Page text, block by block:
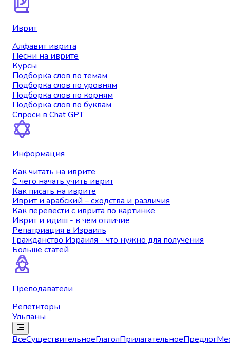
Иврит
Алфавит иврита
Песни на иврите
Курсы
Подборка слов по темам
Подборка слов по уровням
Подборка слов по корням
Подборка слов по буквам
Спроси в Chat GPT
Информация
Как читать на иврите
С чего начать учить иврит
Как писать на иврите
Иврит и арабский – сходства и различия
Как перевести с иврита по картинке
Иврит и идиш - в чем отличие
Репатриация в Израиль
Гражданство Израиля - что нужно для получения
Больше статей
Преподаватели
Репетиторы
Ульпаны
ВсеСуществительноеГлаголПрилагательноеПредлог